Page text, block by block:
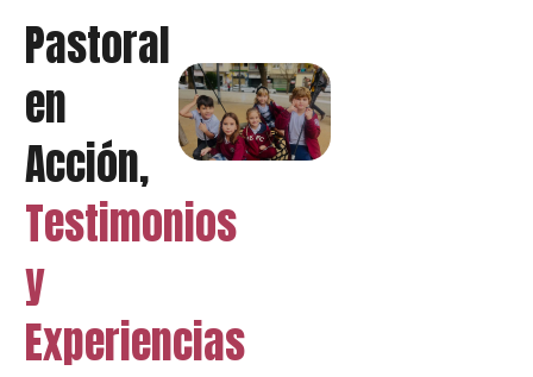
Pastoral
en
Acción,
Testimonios
y
Experiencias